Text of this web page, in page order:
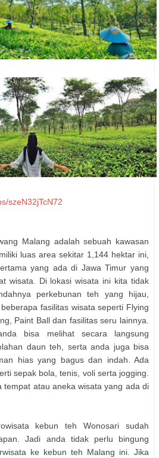
szeN32jTcN72
Malang adalah sebuah kawasan
luas area sekitar 1,144 hektar ini,
yang ada di Jawa Timur yang
wisata. Di lokasi wisata ini kita tidak
perkebunan teh yang hijau,
fasilitas wisata seperti Flying
Paint Ball dan fasilitas seru lainnya.
bisa melihat secara langsung
daun teh, serta anda juga bisa
hias yang bagus dan indah. Ada
sepak bola, tenis, voli serta jogging.
tempat atau aneka wisata yang ada di
kebun teh Wonosari sudah
Jadi anda tidak perlu bingung
ke kebun teh Malang ini. Jika